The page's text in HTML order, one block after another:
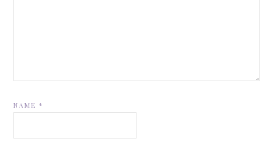
NAME*